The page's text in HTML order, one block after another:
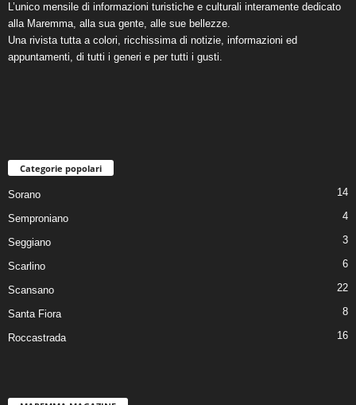
L’unico mensile di informazioni turistiche e culturali interamente dedicato
alla Maremma, alla sua gente, alle sue bellezze.
Una rivista tutta a colori, ricchissima di notizie, informazioni ed
appuntamenti, di tutti i generi e per tutti i gusti.
Categorie popolari
Sorano 14
Semproniano 4
Seggiano 3
Scarlino 6
Scansano 22
Santa Fiora 8
Roccastrada 16